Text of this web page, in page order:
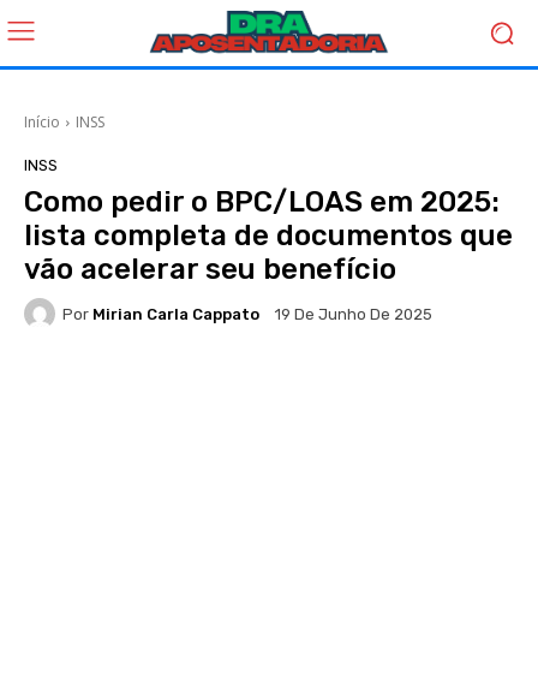
Início INSS
INSS
Como pedir o BPC/LOAS em 2025:
lista completa de documentos que
vão acelerar seu benefício
Por Mirian Carla Cappato 19 De Junho De 2025